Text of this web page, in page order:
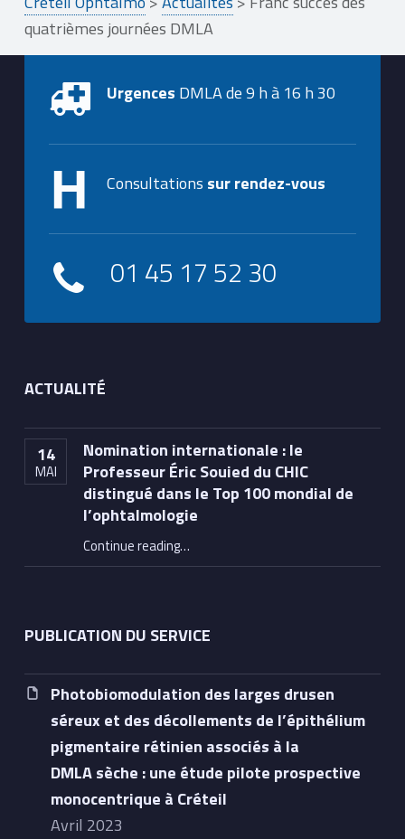
quatrièmes journées DMLA
Urgences DMLA de 9 h à 16 h 30
Consultations sur rendez-vous
01 45 17 52 30
ACTUALITÉ
14
MAI
Nomination internationale : le
Professeur Éric Souied du CHIC
distingué dans le Top 100 mondial de
l’ophtalmologie
Continue reading“Nomination internationale : le Professeur Éric Souied du CHIC distingué dans le Top 100 mondial de l’ophtalmologie”
…
PUBLICATION DU SERVICE
Photobiomodulation des larges drusen
séreux et des décollements de l’épithélium
pigmentaire rétinien associés à la
DMLA sèche : une étude pilote prospective
monocentrique à Créteil
avril 2023